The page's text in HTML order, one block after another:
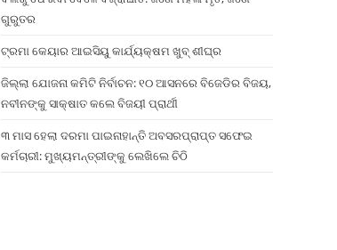
ଗୁରୁତର
ଟ୍ରମା କେୟାର ଆଇସିୟୁ କାର୍ଯ୍ୟକ୍ଷମ ଖୁବ୍ ଶୀଘ୍ର
ଜିଲ୍ଲା ଯୋଜନା କମିଟି ନିର୍ବାଚନ: ୧୦ ଆସନରେ ବିଜେଡିର ବିଜୟ,
ନବୀନଙ୍କୁ ସାକ୍ଷାତ କଲେ ବିଜୟୀ ପ୍ରାର୍ଥୀ
୩ ମାସ ହେଲା ଦରମା ପାଇନାହାନ୍ତି ଅବସରପ୍ରାପ୍ତ ସଫେଇ
କର୍ମଚାରୀ: ମୁଖ୍ୟମନ୍ତ୍ରୀଙ୍କୁ ଲେଖିଲେ ଚିଠି